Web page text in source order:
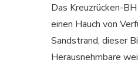
Das Kreuzrücken-
einen Hauch von
Sandstrand, dieser
Herausnehmbare